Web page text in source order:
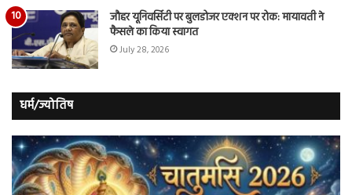
जौहर यूनिवर्सिटी पर बुलडोजर एक्शन पर रोक: मायावती ने
फैसले का किया स्वागत
July 28, 2026
धर्म/ज्योतिष